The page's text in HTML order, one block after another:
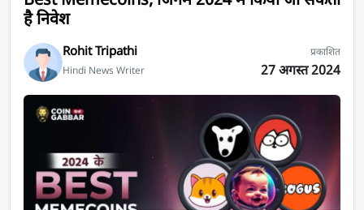
है निवेश
Rohit Tripathi
Hindi News Writer
प्रकाशित
27 अगस्त 2024
Best Memecoins, जिनमें 2024 में किया जा सकता है निवेश